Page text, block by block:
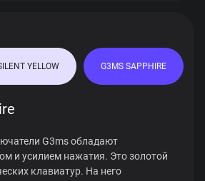
YELLOW G3MS SAPPHIRE
G3ms обладают
и усилием нажатия. Это золотой
клавиатур. На него